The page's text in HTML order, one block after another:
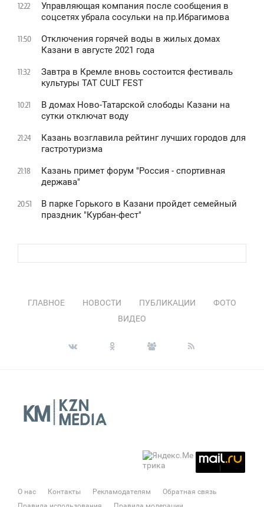
12:22
Управляющая компания после сообщения в
соцсетях убрала сосульки на пр.Ибрагимова
11:50
Отключения горячей воды в жилых домах
Казани в августе 2021 года
11:32
Завтра в Кремле вновь состоится фестиваль
культуры TAT CULT FEST
10:21
В домах Ново-Татарской слободы Казани на
сутки отключат воду
21:24
Казань возглавила рейтинг лучших городов для
гастротуризма
21:18
Казань примет форум "Россия - спортивная
держава"
20:51
В парке Горького в Казани пройдет семейный
праздник "Курбан-фест"
ГЛАВНОЕ НОВОСТИ ПУБЛИКАЦИИ
ФОТО
ВИДЕО
О нас Контакты Рекламодателям
Обратная связь